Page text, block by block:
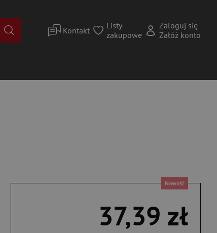
Kontakt
Listy
zakupowe
Zaloguj się
Załóż konto
Nowość
37,39 zł